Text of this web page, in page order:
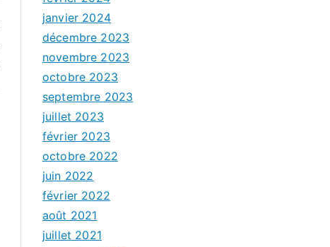
janvier 2024
décembre 2023
novembre 2023
octobre 2023
septembre 2023
juillet 2023
février 2023
octobre 2022
juin 2022
février 2022
août 2021
juillet 2021